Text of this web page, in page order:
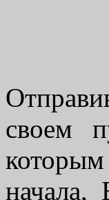
своем
начала,